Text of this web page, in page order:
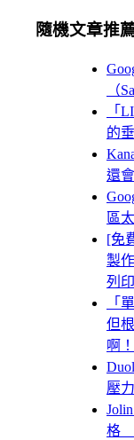
隨機文章推
（
「
的
還
區
[免
製
列
「
但
啊！
壓